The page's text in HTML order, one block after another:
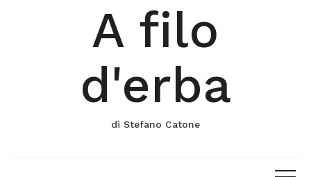
A filo
d'erba
di Stefano Catone